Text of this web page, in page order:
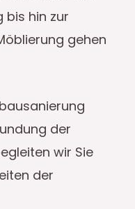
bis hin zur
gehen
der
wir Sie
der